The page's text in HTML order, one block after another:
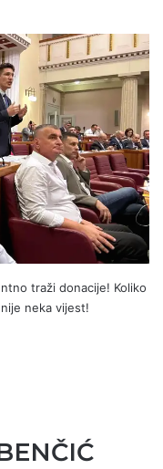
traži donacije! Koliko
neka vijest!